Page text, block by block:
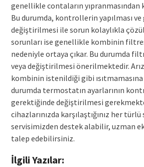
genellikle contaların yıpranmasından
Bu durumda, kontrollerin yapılması
değiştirilmesi ile sorun kolaylıkla
sorunları ise genellikle kombinin
nedeniyle ortaya çıkar. Bu durumda
veya değiştirilmesi önerilmektedir.
kombinin istenildiği gibi
durumda termostatın ayarlarının
gerektiğinde değiştirilmesi
cihazlarınızda karşılaştığınız her
servisimizden destek alabilir, uzman
talep edebilirsiniz.
İlgili Yazılar: